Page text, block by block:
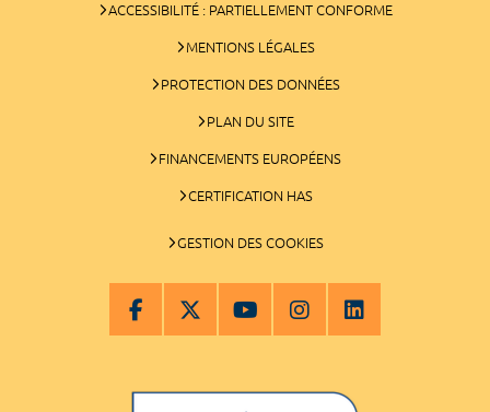
ACCESSIBILITÉ : PARTIELLEMENT CONFORME
MENTIONS LÉGALES
PROTECTION DES DONNÉES
PLAN DU SITE
FINANCEMENTS EUROPÉENS
CERTIFICATION HAS
GESTION DES COOKIES